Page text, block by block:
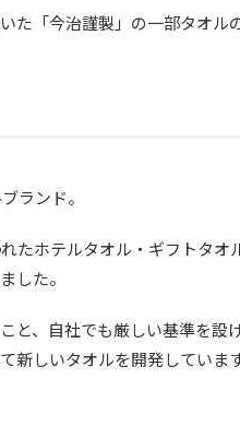
た「今治謹製」の一部タオル
ランド。
たホテルタオル・ギフトタ
した。
と、自社でも厳しい基準を設
新しいタオルを開発していま